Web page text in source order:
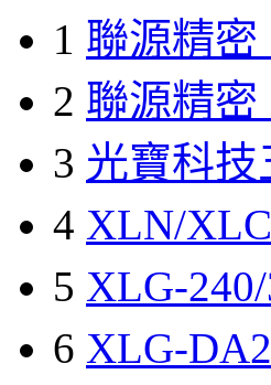
1 聯源精密
2 聯源精密
3 光寶科
4 XLN/
5 XLG-
6 XLG-